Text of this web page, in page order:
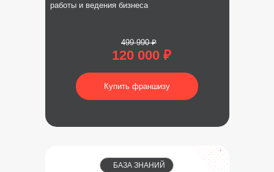
120 000 ₽
499 990 ₽
работы и ведения бизнеса
Купить франшизу
БАЗА ЗНАНИЙ